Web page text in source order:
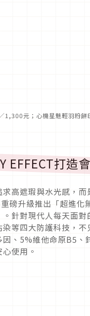
1,300元；心機星魅輕羽粉
EFFECT打造
高遮瑕與水光感，
磅升級推出「超進
針對現代人每天面
等四大防護科技，
、5%維他命原B5
使用。